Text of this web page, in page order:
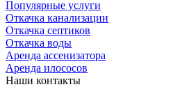
Популярные услуги
Откачка канализации
Откачка септиков
Откачка воды
Аренда ассенизатора
Аренда илососов
Наши контакты